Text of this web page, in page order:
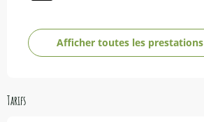
Afficher toutes les prestations
Tarifs